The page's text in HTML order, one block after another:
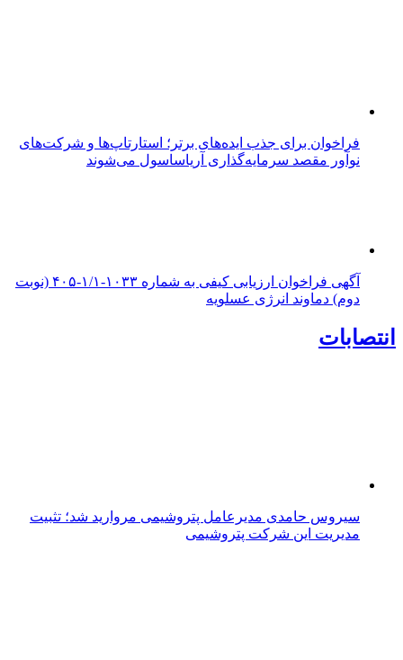
فراخوان برای جذب ایده‌های برتر؛ استارتاپ‌ها و شرکت‌های
نوآور مقصد سرما‌یه‌گذاری آریاساسول می‌شوند
آگهی فراخوان ارزیابی کیفی به شماره ۱۰۳۳-۱/۱-۴۰۵ (نوبت
دوم) دماوند انرژی عسلویه
انتصابات
سیروس حامدی مدیرعامل پتروشیمی مروارید شد؛ تثبیت
مدیریت این شرکت پتروشیمی